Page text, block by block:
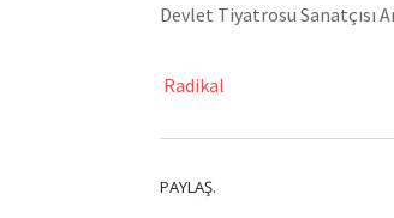
Devlet Tiyatrosu Sanatçısı
Radikal
PAYLAŞ.